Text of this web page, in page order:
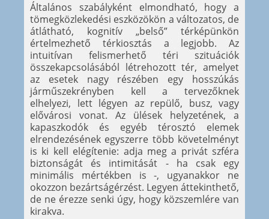
Általános szabályként elmondható, hogy a
tömegközlekedési eszközökön a változatos, de
átlátható, kognitív „belső” térképünkön
értelmezhető térkiosztás a legjobb. Az
intuitívan felismerhető téri szituációk
összekapcsolásából létrehozott tér, amelyet
az esetek nagy részében egy hosszúkás
járműszekrényben kell a tervezőknek
elhelyezi, lett légyen az repülő, busz, vagy
elővárosi vonat. Az ülések helyzetének, a
kapaszkodók és egyéb térosztó elemek
elrendezésének egyszerre több követelményt
is ki kell elégítenie: adja meg a privát szféra
biztonságát és intimitását - ha csak egy
minimális mértékben is -, ugyanakkor ne
okozzon bezártságérzést. Legyen áttekinthető,
de ne érezze senki úgy, hogy közszemlére van
kirakva.